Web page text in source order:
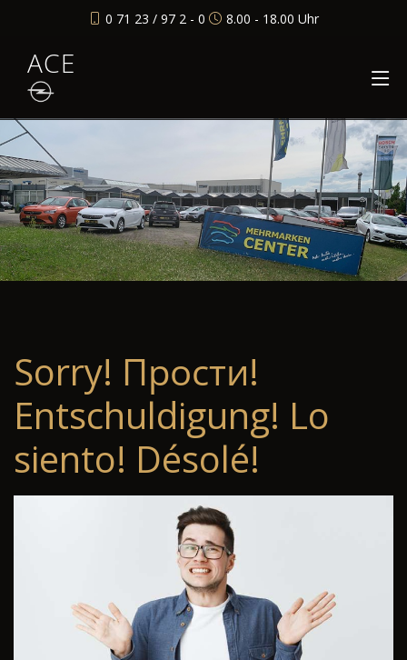
0 71 23 / 97 2 - 0 8.00 - 18.00 Uhr
ACE
Sorry! Прости!
Entschuldigung! Lo
siento! Désolé!